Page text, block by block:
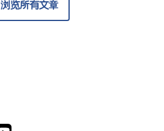
浏览所有文章